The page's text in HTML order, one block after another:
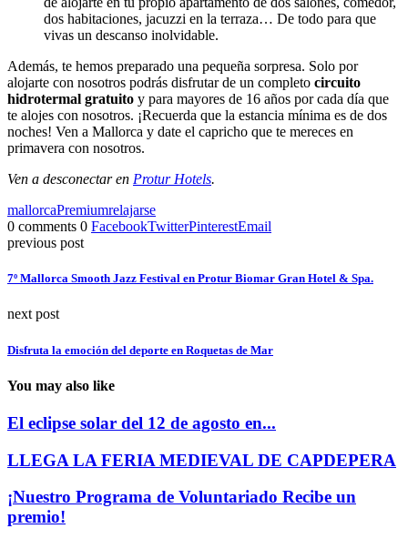
dos habitaciones, jacuzzi en la terraza… De todo para que
vivas un descanso inolvidable.
Además, te hemos preparado una pequeña sorpresa. Solo por
alojarte con nosotros podrás disfrutar de un completo circuito
hidrotermal gratuito y para mayores de 16 años por cada día que
te alojes con nosotros. ¡Recuerda que la estancia mínima es de dos
noches! Ven a Mallorca y date el capricho que te mereces en
primavera con nosotros.
Ven a desconectar en Protur Hotels.
mallorcaPremiumrelajarse
0 comments 0 FacebookTwitterPinterestEmail
previous post
7º Mallorca Smooth Jazz Festival en Protur Biomar Gran Hotel & Spa.
next post
Disfruta la emoción del deporte en Roquetas de Mar
You may also like
El eclipse solar del 12 de agosto en...
LLEGA LA FERIA MEDIEVAL DE CAPDEPERA
¡Nuestro Programa de Voluntariado Recibe un
premio!